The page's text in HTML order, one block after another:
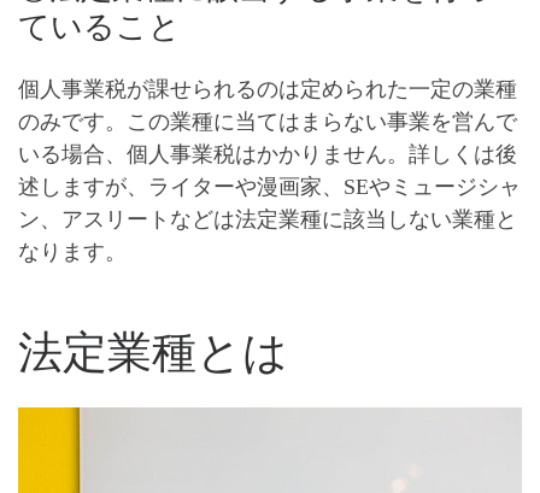
ていること
個人事業税が課せられるのは定められた一定の業種
のみです。この業種に当てはまらない事業を営んで
いる場合、個人事業税はかかりません。詳しくは後
述しますが、 ライターや漫画家、SEやミュージシャ
ン、アスリートなどは法定業種に該当しない業種 と
なります。
法定業種とは